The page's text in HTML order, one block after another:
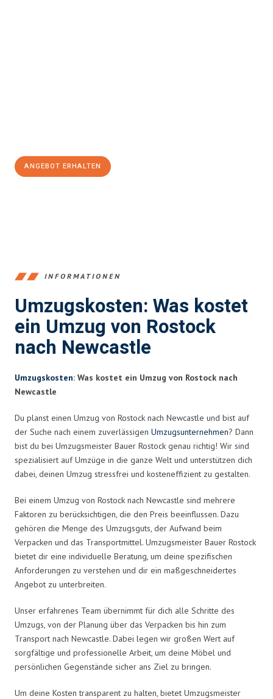
ANGEBOT ERHALTEN
INFORMATIONEN
Umzugskosten: Was kostet
ein Umzug von Rostock
nach Newcastle
Umzugskosten: Was kostet ein Umzug von Rostock nach
Newcastle
Du planst einen Umzug von Rostock nach Newcastle und bist auf
der Suche nach einem zuverlässigen Umzugsunternehmen? Dann
bist du bei Umzugsmeister Bauer Rostock genau richtig! Wir sind
spezialisiert auf Umzüge in die ganze Welt und unterstützen dich
dabei, deinen Umzug stressfrei und kosteneffizient zu gestalten.
Bei einem Umzug von Rostock nach Newcastle sind mehrere
Faktoren zu berücksichtigen, die den Preis beeinflussen. Dazu
gehören die Menge des Umzugsguts, der Aufwand beim
Verpacken und das Transportmittel. Umzugsmeister Bauer Rostock
bietet dir eine individuelle Beratung, um deine spezifischen
Anforderungen zu verstehen und dir ein maßgeschneidertes
Angebot zu unterbreiten.
Unser erfahrenes Team übernimmt für dich alle Schritte des
Umzugs, von der Planung über das Verpacken bis hin zum
Transport nach Newcastle. Dabei legen wir großen Wert auf
sorgfältige und professionelle Arbeit, um deine Möbel und
persönlichen Gegenstände sicher ans Ziel zu bringen.
Um deine Kosten transparent zu halten, bietet Umzugsmeister